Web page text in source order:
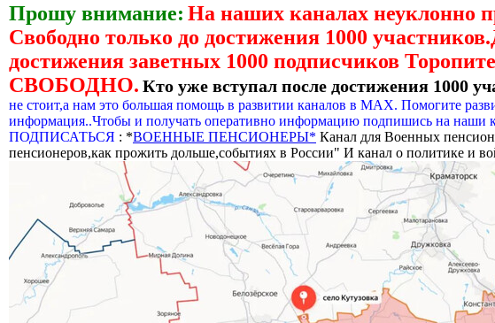
Прошу внимание: На наших каналах неуклонно
Свободно только до достижения 1000
достижения заветных 1000 подписчиков
СВОБОДНО. Кто уже вступал после достижения 1000
не стоит,а нам это большая помощь в развитии каналов в МАХ. Помогите
информация..Чтобы и получать оперативно информацию подпишись на
ПОДПИСАТЬСЯ : *ВОЕННЫЕ ПЕНСИОНЕРЫ* Канал для Военных
пенсионеров,как прожить дольше,событиях в России" И канал о политике и